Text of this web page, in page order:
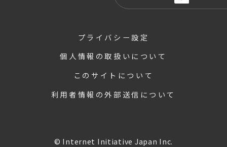
プライバシー設定
個人情報の取扱いについて
このサイトについて
利用者情報の外部送信について
© Internet Initiative Japan Inc.